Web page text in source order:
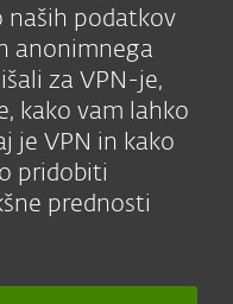
naših podatkov
anonimnega
za VPN-je,
kako vam lahko
je VPN in kako
pridobiti
prednosti